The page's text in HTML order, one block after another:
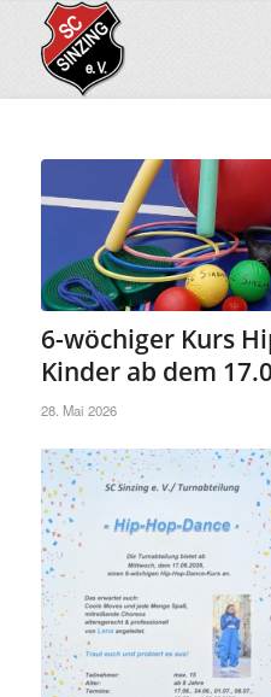
6-wöchiger Kurs
Kinder ab dem
28. Mai 2026